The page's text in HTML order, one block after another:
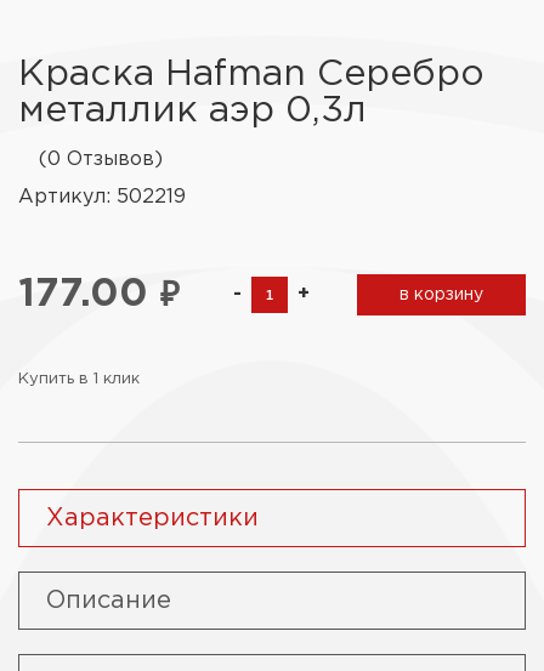
Краска Hafman Серебро
металлик аэр 0,3л
(0 Отзывов)
Артикул: 502219
177.00 ₽ - + в корзину
Купить в 1 клик
Характеристики
Описание